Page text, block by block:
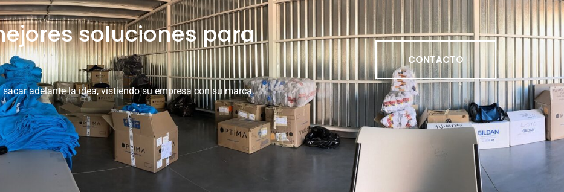
soluciones para
adelante la idea, vistiendo su empresa con su marca.
CONTACTO